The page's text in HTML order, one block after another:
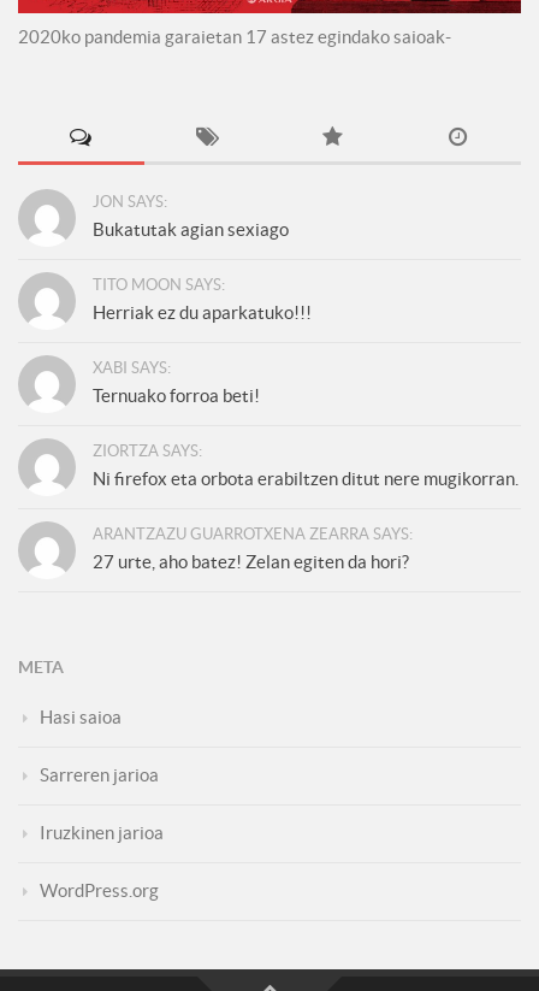
2020ko pandemia garaietan 17 astez egindako saioak-
JON SAYS:
Bukatutak agian sexiago
TITO MOON SAYS:
Herriak ez du aparkatuko!!!
XABI SAYS:
Ternuako forroa beti!
ZIORTZA SAYS:
Ni firefox eta orbota erabiltzen ditut nere mugikorran.
ARANTZAZU GUARROTXENA ZEARRA SAYS:
27 urte, aho batez! Zelan egiten da hori?
META
Hasi saioa
Sarreren jarioa
Iruzkinen jarioa
WordPress.org